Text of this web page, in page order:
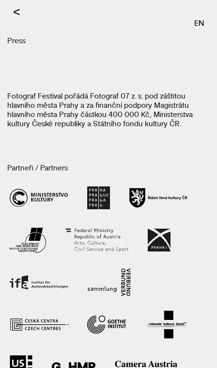
<
EN
Press
Fotograf Festival pořádá Fotograf 07 z. s. pod záštitou
hlavního města Prahy a za finanční podpory Magistrátu
hlavního města Prahy částkou 400 000 Kč, Ministerstva
kultury České republiky a Státního fondu kultury ČR.
Partneři / Partners